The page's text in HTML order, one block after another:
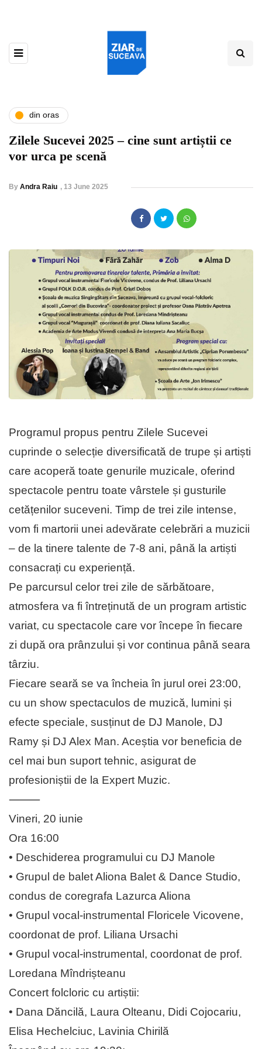
din oras
Zilele Sucevei 2025 – cine sunt artiștii ce
vor urca pe scenă
By Andra Raiu , 13 June 2025
Programul propus pentru Zilele Sucevei
cuprinde o selecție diversificată de trupe și artiști
care acoperă toate genurile muzicale, oferind
spectacole pentru toate vârstele și gusturile
cetățenilor suceveni. Timp de trei zile intense,
vom fi martorii unei adevărate celebrări a muzicii
– de la tinere talente de 7-8 ani, până la artiști
consacrați cu experiență.
Pe parcursul celor trei zile de sărbătoare,
atmosfera va fi întreținută de un program artistic
variat, cu spectacole care vor începe în fiecare
zi după ora prânzului și vor continua până seara
târziu.
Fiecare seară se va încheia în jurul orei 23:00,
cu un show spectaculos de muzică, lumini și
efecte speciale, susținut de DJ Manole, DJ
Ramy și DJ Alex Man. Aceștia vor beneficia de
cel mai bun suport tehnic, asigurat de
profesioniștii de la Expert Muzic.
⸻
Vineri, 20 iunie
Ora 16:00
• Deschiderea programului cu DJ Manole
• Grupul de balet Aliona Balet & Dance Studio,
condus de coregrafa Lazurca Aliona
• Grupul vocal-instrumental Floricele Vicovene,
coordonat de prof. Liliana Ursachi
• Grupul vocal-instrumental, coordonat de prof.
Loredana Mîndrișteanu
Concert folcloric cu artiștii:
• Dana Dăncilă, Laura Olteanu, Didi Cojocariu,
Elisa Hechelciuc, Lavinia Chirilă